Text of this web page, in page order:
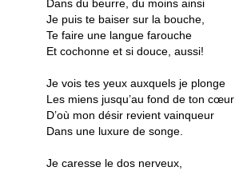
Dans du beurre, du moins ainsi
Je puis te baiser sur la bouche,
Te faire une langue farouche
Et cochonne et si douce, aussi!
Je vois tes yeux auxquels je plonge
Les miens jusqu’au fond de ton cœur
D’où mon désir revient vainqueur
Dans une luxure de songe.
Je caresse le dos nerveux,